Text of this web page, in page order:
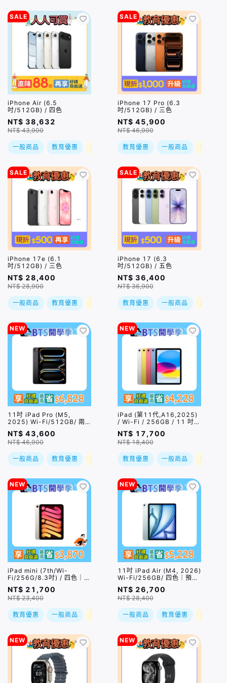
SALE
iPhone Air (6.5
吋/512GB) / 四色
NT$ 38,632
NT$ 43,900
一般商品 教育優惠 現折
SALE
iPhone 17 Pro (6.3
吋/512GB) / 三色
NT$ 45,900
NT$ 46,900
教育優惠 一般商品 現折
SALE
iPhone 17e (6.1
吋/512GB) / 三色
NT$ 28,400
NT$ 28,900
一般商品 教育優惠 現折
SALE
iPhone 17 (6.3
吋/512GB) / 五色
NT$ 36,400
NT$ 36,900
教育優惠 一般商品 現折
NEW
11吋 iPad Pro (M5,
2025) Wi-Fi/512GB/ 兩
色｜預購，到貨後依訂單順
序出貨
NT$ 43,600
NT$ 46,900
一般商品 教育優惠 現折
NEW
iPad (第11代,A16,2025)
/ Wi-Fi / 256GB / 11 吋 /
四色｜預購，到貨後依訂單
順序出貨
NT$ 17,700
NT$ 18,400
教育優惠 一般商品 現折
NEW
iPad mini (7th/Wi-
Fi/256G/8.3吋) / 四色｜可
搭配Apple Pencil Pro｜預
購，到貨後依訂單順序出貨
NT$ 21,700
NT$ 23,400
教育優惠 一般商品 現折
NEW
11吋 iPad Air (M4, 2026)
Wi-Fi/256GB/ 四色｜預
購，到貨後依訂單順序出貨
NT$ 26,700
NT$ 28,400
一般商品 教育優惠 現折
NEW NEW